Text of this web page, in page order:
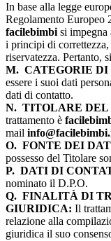
In base alla legge
Regolamento Europeo
facilebimbi si impegna
i principi di correttezza,
riservatezza. Pertanto,
M. CATEGORIE DI
essere i suoi dati
dati di contatto.
N. TITOLARE DEL
trattamento è
mail
O. FONTE DEI
possesso del Titolare
P. DATI DI
nominato il D.P.O.
Q. FINALITÀ DI
GIURIDICA: Il
relazione alla
giuridica il suo